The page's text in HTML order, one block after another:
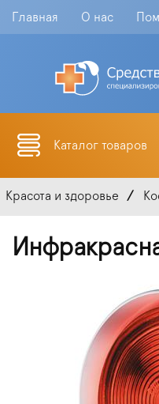
Главная О нас
Каталог товаров
Красота и здоровье